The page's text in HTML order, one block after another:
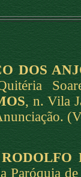
DOS
, n. Vila
Paróquia